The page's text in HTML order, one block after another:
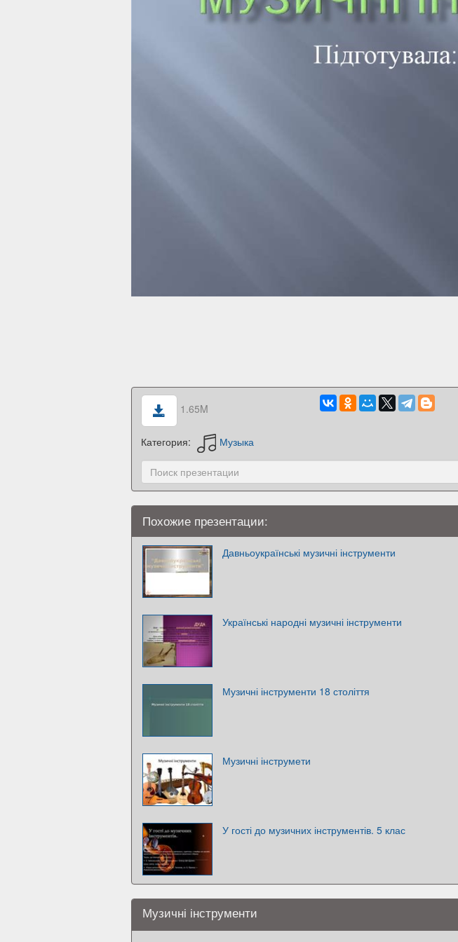
1.65M
Категория: Музыка
Похожие презентации:
Давньоукраїнські музичні інструменти
Українські народні музичні інструменти
Музичні інструменти 18 століття
Музичні інструмети
У гості до музичних інструментів. 5 клас
Музичні інструменти